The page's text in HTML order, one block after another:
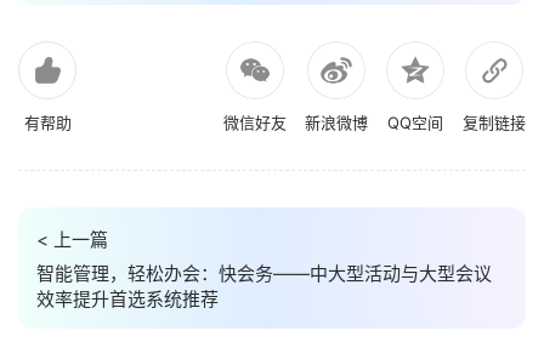
有帮助 微信好友 新浪微博 QQ空间 复制链接
< 上一篇
智能管理，轻松办会：快会务——中大型活动与大型会议
效率提升首选系统推荐